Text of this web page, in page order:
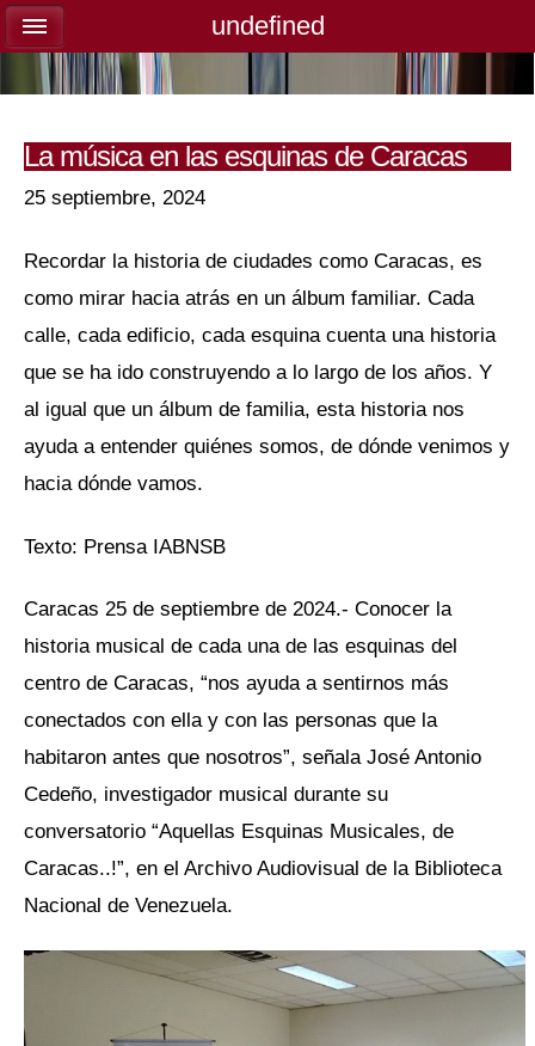
La música en las esquinas de Caracas
25 septiembre, 2024
Recordar la historia de ciudades como Caracas, es
como mirar hacia atrás en un álbum familiar. Cada
calle, cada edificio, cada esquina cuenta una historia
que se ha ido construyendo a lo largo de los años. Y
al igual que un álbum de familia, esta historia nos
ayuda a entender quiénes somos, de dónde venimos y
hacia dónde vamos.
Texto: Prensa IABNSB
Caracas 25 de septiembre de 2024.- Conocer la
historia musical de cada una de las esquinas del
centro de Caracas, “nos ayuda a sentirnos más
conectados con ella y con las personas que la
habitaron antes que nosotros”, señala José Antonio
Cedeño, investigador musical durante su
conversatorio “Aquellas Esquinas Musicales, de
Caracas..!”, en el Archivo Audiovisual de la Biblioteca
Nacional de Venezuela.
undefined
undefined